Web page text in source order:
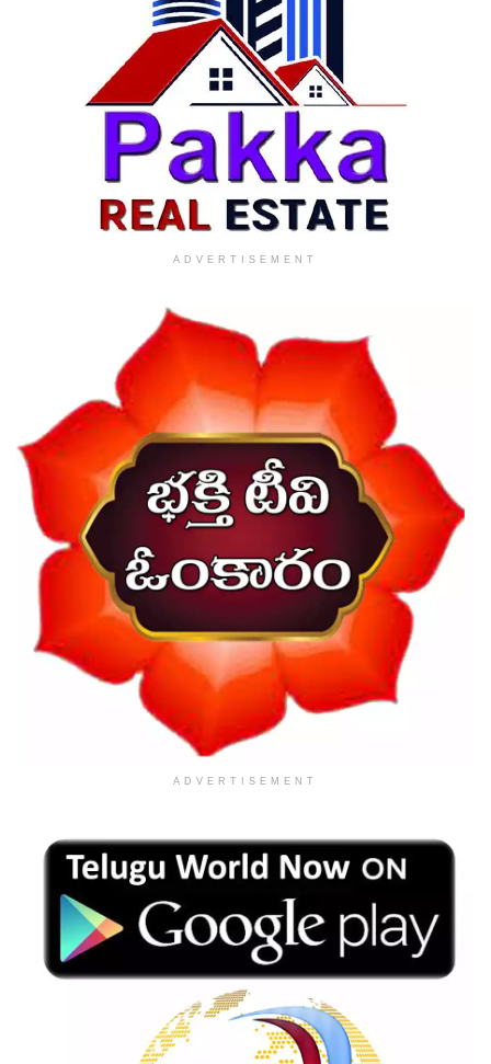
ADVERTISEMENT
ADVERTISEMENT